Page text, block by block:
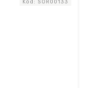
Kód: SOR00133